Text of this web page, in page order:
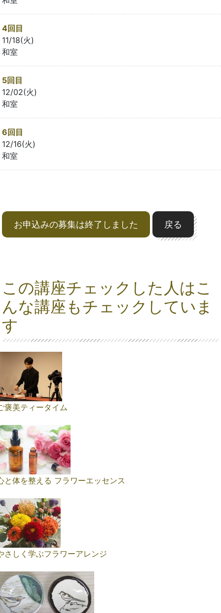
4回目
11/18(火)
和室
5回目
12/02(火)
和室
6回目
12/16(火)
和室
お申込みの募集は終了しました 戻る
この講座チェックした人はこ
んな講座もチェックしていま
す
褒美ティータイム
と体を整える フラワーエッセンス
さしく学ぶフラワーアレンジ